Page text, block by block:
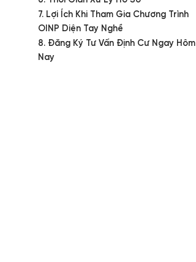
7. Lợi Ích Khi Tham Gia Chương Trình
OINP Diện Tay Nghề
8. Đăng Ký Tư Vấn Định Cư Ngay Hôm
Nay